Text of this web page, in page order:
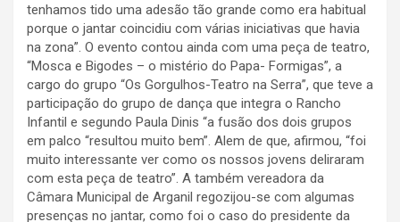
tenhamos tido uma adesão tão grande como era habitual
porque o jantar coincidiu com várias iniciativas que havia
na zona”. O evento contou ainda com uma peça de teatro,
“Mosca e Bigodes – o mistério do Papa- Formigas”, a
cargo do grupo “Os Gorgulhos-Teatro na Serra”, que teve a
participação do grupo de dança que integra o Rancho
Infantil e segundo Paula Dinis “a fusão dos dois grupos
em palco “resultou muito bem”. Alem de que, afirmou, “foi
muito interessante ver como os nossos jovens deliraram
com esta peça de teatro”. A também vereadora da
Câmara Municipal de Arganil regozijou-se com algumas
presenças no jantar, como foi o caso do presidente da